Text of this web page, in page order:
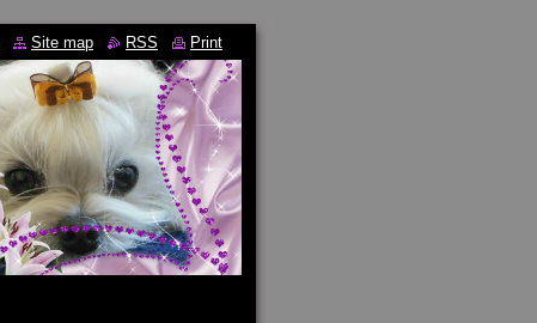
Site map RSS Print